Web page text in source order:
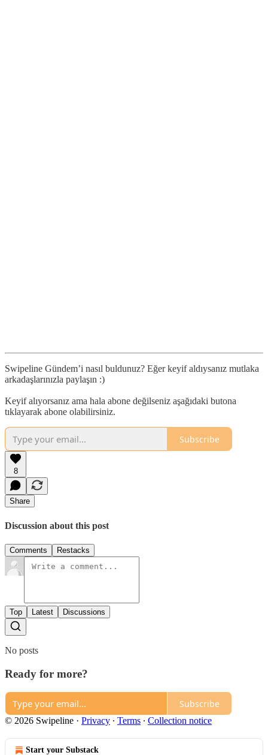
Swipeline Gündem’i nasıl buldunuz? Eğer keyif aldıysanız mutlaka
arkadaşlarınızla paylaşın :)
Keyif alıyorsanız ama hala abone değilseniz aşağıdaki butona
tıklayarak abone olabilirsiniz.
Subscribe
8
Share
Discussion about this post
Comments Restacks
Top Latest Discussions
No posts
Ready for more?
Subscribe
© 2026 Swipeline · Privacy ∙ Terms ∙ Collection notice
Start your Substack